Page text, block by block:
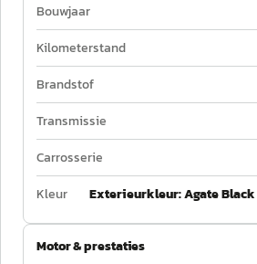
Bouwjaar
Kilometerstand
Brandstof
Transmissie
Carrosserie
Kleur
Exterieurkleur: Agate
Motor & prestaties